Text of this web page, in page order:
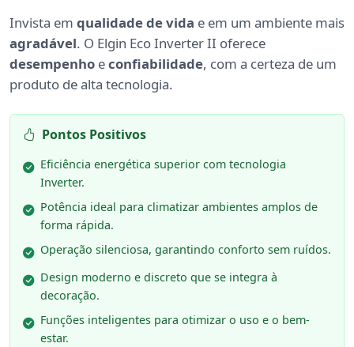
Invista em qualidade de vida e em um ambiente mais
agradável. O Elgin Eco Inverter II oferece
desempenho econfiabilidade, com a certeza de um
produto de alta tecnologia.
Pontos Positivos
Eficiência energética superior com tecnologia
Inverter.
Potência ideal para climatizar ambientes amplos de
forma rápida.
Operação silenciosa, garantindo conforto sem ruídos.
Design moderno e discreto que se integra à
decoração.
Funções inteligentes para otimizar o uso e o bem-
estar.